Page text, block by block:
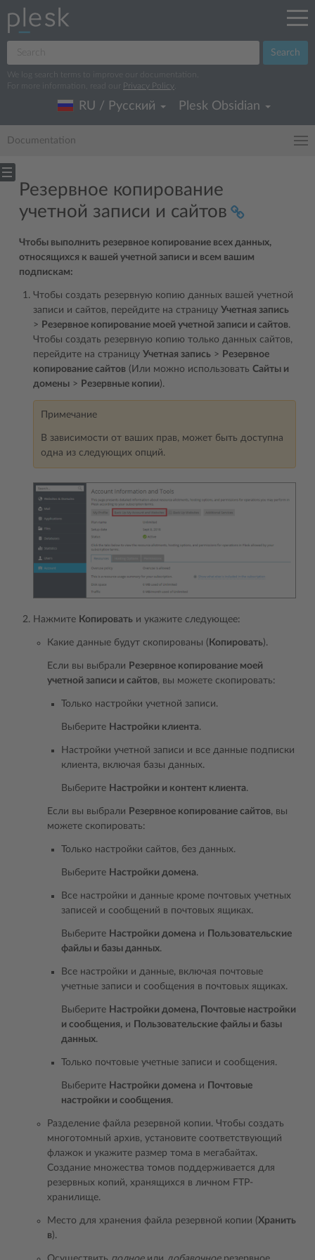
Search
We log search terms to improve our documentation.
For more information, read our
Privacy Policy
RU / Русский Plesk Obsidian
Documentation
Резервное копирование
учетной записи и сайтов
Чтобы выполнить резервное копирование всех данных,
относящихся к вашей учетной записи и всем вашим
подпискам:
Чтобы создать резервную копию данных вашей учетной
записи и сайтов, перейдите на страницу Учетная запись
> Резервное копирование моей учетной записи и сайтов.
Чтобы создать резервную копию только данных сайтов,
перейдите на страницу Учетная запись > Резервное
копирование сайтов (Или можно использовать Сайты и
домены > Резервные копии).
Примечание
В зависимости от ваших прав, может быть доступна
одна из следующих опций.
Нажмите Копировать и укажите следующее:
Какие данные будут скопированы ( Копировать).
Если вы выбрали Резервное копирование моей
учетной записи и сайтов, вы можете скопировать:
Только настройки учетной записи.
Выберите Настройки клиента.
Настройки учетной записи и все данные подписки
клиента, включая базы данных.
Выберите Настройки и контент клиента.
Если вы выбрали Резервное копирование сайтов, вы
можете скопировать:
Только настройки сайтов, без данных.
Выберите Настройки домена.
Все настройки и данные кроме почтовых учетных
записей и сообщений в почтовых ящиках.
Выберите Настройки домена и Пользовательские
файлы и базы данных.
Все настройки и данные, включая почтовые
учетные записи и сообщения в почтовых ящиках.
Выберите Настройки домена, Почтовые настройки
и сообщения, и Пользовательские файлы и базы
данных.
Только почтовые учетные записи и сообщения.
Выберите Настройки домена и Почтовые
настройки и сообщения.
Разделение файла резервной копии. Чтобы создать
многотомный архив, установите соответствующий
флажок и укажите размер тома в мегабайтах.
Создание множества томов поддерживается для
резервных копий, хранящихся в личном FTP-
хранилище.
Место для хранения файла резервной копии (Хранить
в).